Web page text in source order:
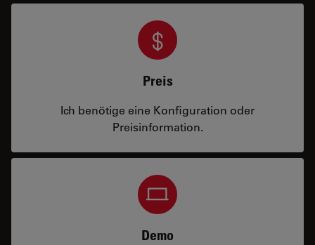
Preis
Ich benötige eine Konfiguration oder
Preisinformation.
Demo